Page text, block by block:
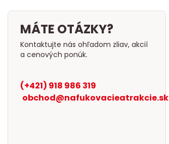
MÁTE OTÁZKY?
Kontaktujte nás ohľadom zliav, akcií
a cenových ponúk.
(+421) 918 986 319
obchod@nafukovacieatrakcie.sk